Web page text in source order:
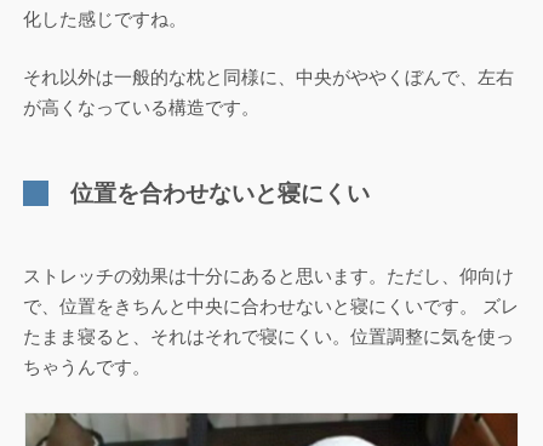
化した感じですね。
それ以外は一般的な枕と同様に、中央がややくぼんで、左右
が高くなっている構造です。
位置を合わせないと寝にくい
ストレッチの効果は十分にあると思います。ただし、仰向け
で、位置をきちんと中央に合わせないと寝にくいです。 ズレ
たまま寝ると、それはそれで寝にくい。位置調整に気を使っ
ちゃうんです。